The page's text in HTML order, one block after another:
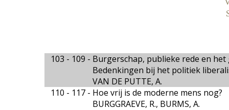
103 - 109 - Burgerschap, publieke rede en het
Bedenkingen bij het politiek
VAN DE PUTTE, A.
110 - 117 - Hoe vrij is de moderne mens nog?
BURGGRAEVE, R., BURMS, A.